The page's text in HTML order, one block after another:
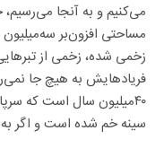
می‌کنیم و به آنجا
زخمی شده، زخمی از
فریادهایش به هیچ جا
۴۰میلیون سال است که
سینه خم شده است و اگر